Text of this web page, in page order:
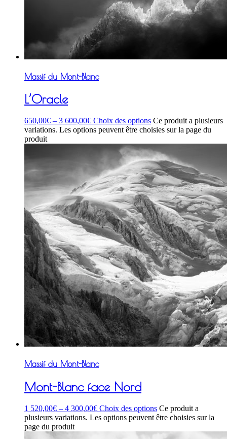
Massif du Mont-Blanc
L’Oracle
650,00€ – 3 600,00€ Choix des options Ce produit a plusieurs
variations. Les options peuvent être choisies sur la page du
produit
Massif du Mont-Blanc
Mont-Blanc face Nord
1 520,00€ – 4 300,00€ Choix des options Ce produit a
plusieurs variations. Les options peuvent être choisies sur la
page du produit